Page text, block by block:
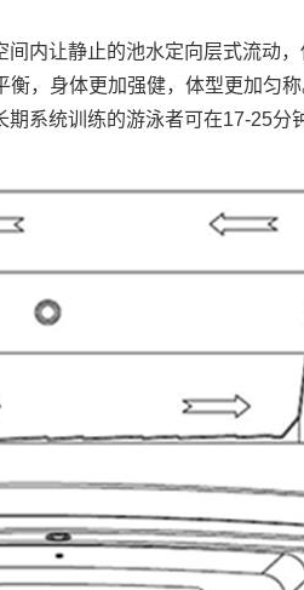
让静止的池水定向层式流动
，身体更加强健，体型更加匀
系统训练的游泳者可在17-25分